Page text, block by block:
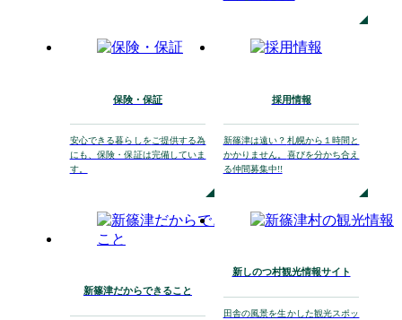
保険・保証
安心できる暮らしを ご提供する為
にも、 保険・保証は完備していま
す。
採用情報
新篠津は遠い？ 札幌から１時間と
かかりません。 喜びを分かち合え
る仲間募集中!!
新篠津だからできること
新しのつ村観光情報サイト
田舎の風景を生かした観光スポッ